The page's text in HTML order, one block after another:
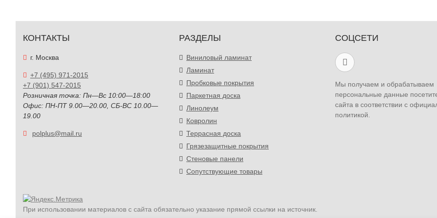
КОНТАКТЫ
г. Москва
+7 (495) 971-2015
+7 (901) 547-2015
Розничная точка: Пн—Вс 10:00—18:00
Офис: ПН-ПТ 9.00—20.00, СБ-ВС 10.00—
19.00
polplus@mail.ru
РАЗДЕЛЫ
Виниловый ламинат
Ламинат
Пробковые покрытия
Паркетная доска
Линолеум
Ковролин
Террасная доска
Грязезащитные покрытия
Стеновые панели
Сопутствующие товары
СОЦСЕТИ
Мы получаем и обрабатываем
персональные данные
сайта в соответствии с
политикой.
При использовании материалов с сайта обязательно указание прямой ссылки на источник.